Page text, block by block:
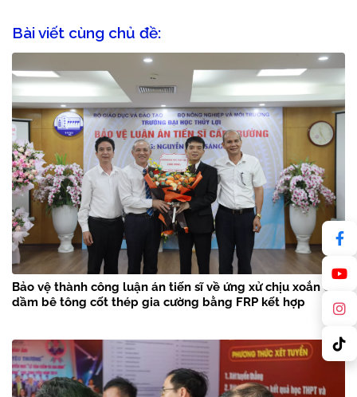
Bài viết cùng chủ đề:
Bảo vệ thành công luận án tiến sĩ về ứng xử chịu xoắn của
dầm bê tông cốt thép gia cường bằng FRP kết hợp